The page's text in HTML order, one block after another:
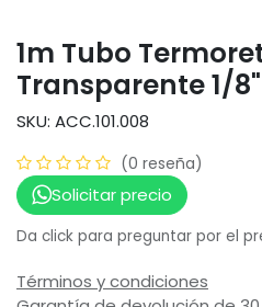
1m Tubo
Transparente 1/
SKU: ACC.101.008
(0 reseña)
Solicitar precio
Da click para preguntar por el
Términos y condiciones